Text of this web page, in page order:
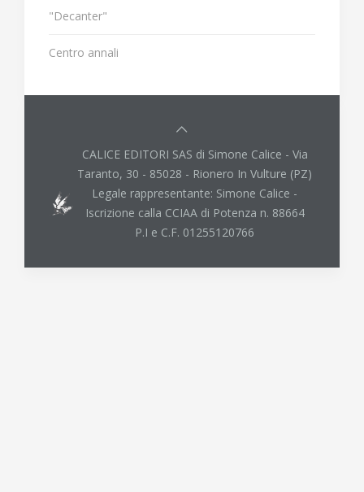
"Decanter"
Centro annali
CALICE EDITORI SAS di Simone Calice - Via
Taranto, 30 - 85028 - Rionero In Vulture (PZ)
Legale rappresentante: Simone Calice -
Iscrizione calla CCIAA di Potenza n. 88664
P.I e C.F. 01255120766